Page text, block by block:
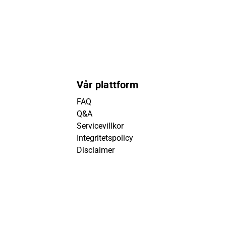
Vår plattform
FAQ
Q&A
Servicevillkor
Integritetspolicy
Disclaimer